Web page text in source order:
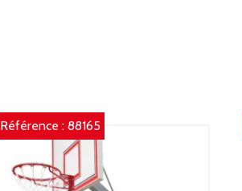
Référence : 88165